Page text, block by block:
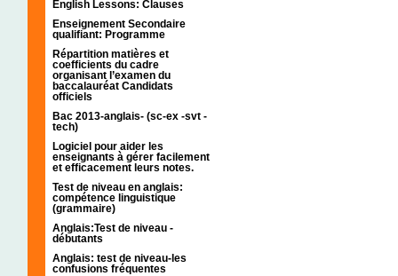
English Lessons: Clauses
Enseignement Secondaire
qualifiant: Programme
Répartition matières et
coefficients du cadre
organisant l’examen du
baccalauréat Candidats
officiels
Bac 2013-anglais- (sc-ex -svt -
tech)
Logiciel pour aider les
enseignants à gérer facilement
et efficacement leurs notes.
Test de niveau en anglais:
compétence linguistique
(grammaire)
Anglais:Test de niveau -
débutants
Anglais: test de niveau-les
confusions fréquentes